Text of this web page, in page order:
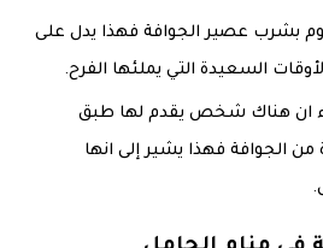
بشرب عصير الجوافة فهذا يدل على
السعيدة التي يملئها الفرح.
ان هناك شخص يقدم لها طبق
الجوافة فهذا يشير إلى انها